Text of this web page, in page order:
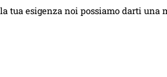
tua esigenza noi possiamo darti una